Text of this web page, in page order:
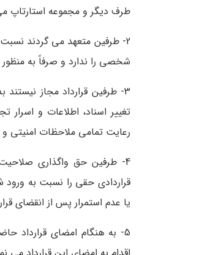
طرف دیگر و مجموعه استارتاپ
شخصی را ندارد و صرفاً به
3- طرفین قرارداد مجاز
تغییر اسناد، اطلاعات و
رعایت تمامی ملاحظات امنیتی و
4- طرفین حق واگذاری
قراردادی حقی را نسبت به
یا عدم استمرار پس از انقضای
5- به هنگام امضای قرارداد